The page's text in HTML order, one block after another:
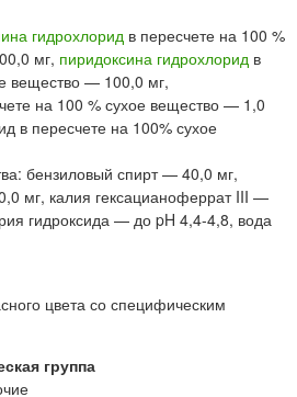
гидрохлорид в пересчете на 100 %
мг, пиридоксина гидрохлорид в
вещество — 100,0 мг,
на 100 % сухое вещество — 1,0
в пересчете на 100% сухое
бензиловый спирт — 40,0 мг,
мг, калия гексацианоферрат III —
гидроксида — до pH 4,4-4,8, вода
цвета со специфическим
группа